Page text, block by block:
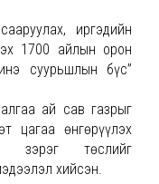
иргэдийн
1700 айлын орон
суурьшлын бүс”
ай сав газрыг
цагаа өнгөрүүлэх
зэрэг төслийг
хийсэн.